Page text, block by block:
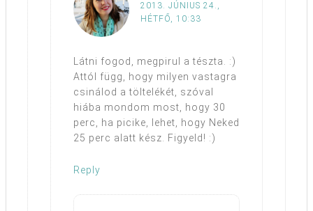
2013. JÚNIUS 24.,
HÉTFŐ, 10:33
Látni fogod, megpirul a tészta. :)
Attól függ, hogy milyen vastagra
csinálod a töltelékét, szóval
hiába mondom most, hogy 30
perc, ha picike, lehet, hogy Neked
25 perc alatt kész. Figyeld! :)
Reply